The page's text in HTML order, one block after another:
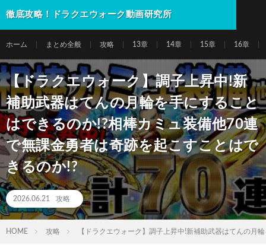
徹底攻略！ドラクエウォーク動画研究所
ホーム まとめ全般 攻略 13章 14章 15章 16章
【ドラクエウォーク】調子上昇中!新
補助武器はてんの月輪を手にすること
はできるのか!?相棒カミュ装備他70連
で無課金勇者は奇跡を起こすことはで
きるのか!?
2026.06.21 攻略
HOME 攻略 【ドラクエウォーク】調子上昇中!新補助武器はてんの月